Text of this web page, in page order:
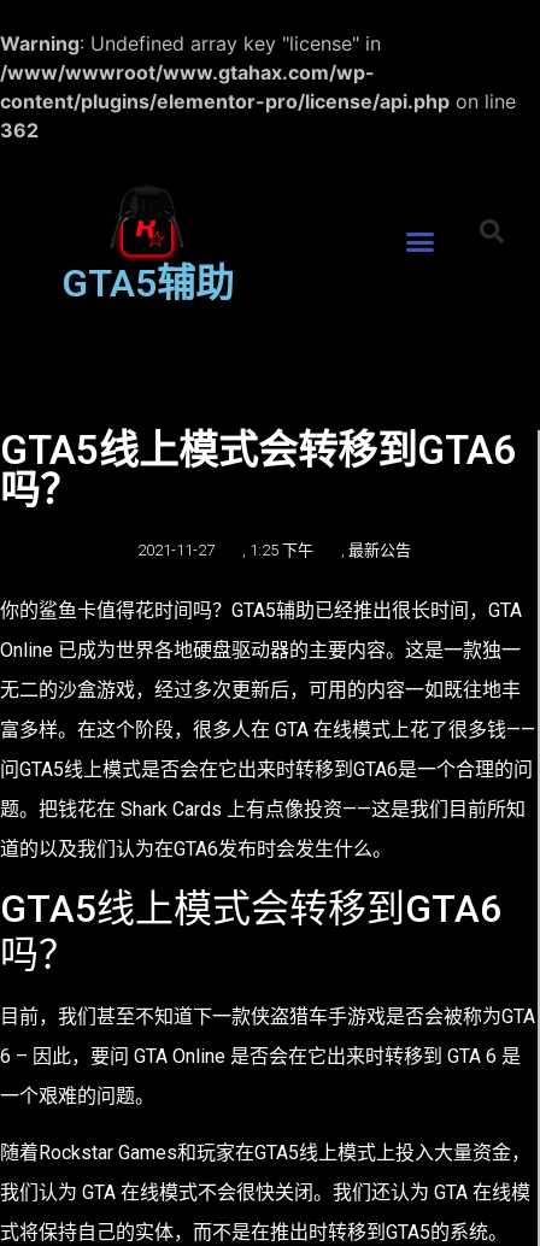
Warning: Undefined array key "license" in
/www/wwwroot/www.gtahax.com/wp-
content/plugins/elementor-pro/license/api.php on line
362
GTA5辅助
GTA5线上模式会转移到GTA6
吗？
2021-11-27 1:25 下午 最新公告
你的鲨鱼卡值得花时间吗？ GTA5辅助已经推出很长时间，GTA
Online 已成为世界各地硬盘驱动器的主要内容。这是一款独一
无二的沙盒游戏，经过多次更新后，可用的内容一如既往地丰
富多样。在这个阶段，很多人在 GTA 在线模式上花了很多钱——
问GTA5线上模式是否会在它出来时转移到GTA6是一个合理的问
题。把钱花在 Shark Cards 上有点像投资——这是我们目前所知
道的以及我们认为在GTA6发布时会发生什么。
GTA5线上模式会转移到GTA6
吗？
目前，我们甚至不知道下一款侠盗猎车手游戏是否会被称为GTA
6 – 因此，要问 GTA Online 是否会在它出来时转移到 GTA 6 是
一个艰难的问题。
随着Rockstar Games和玩家在GTA5线上模式上投入大量资金，
我们认为 GTA 在线模式不会很快关闭。我们还认为 GTA 在线模
式将保持自己的实体，而不是在推出时转移到GTA5的系统。